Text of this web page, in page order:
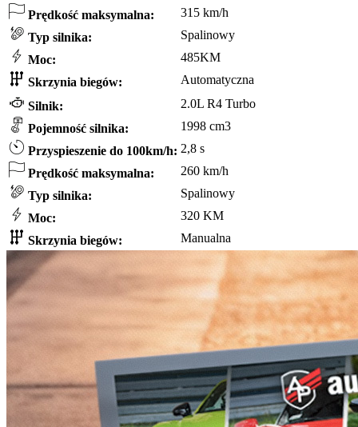
Prędkość maksymalna:
315 km/h
Typ silnika:
Spalinowy
Moc:
485KM
Skrzynia biegów:
Automatyczna
Silnik:
2.0L R4 Turbo
Pojemność silnika:
1998 cm3
Przyspieszenie do 100km/h: 2,8 s
Prędkość maksymalna:
260 km/h
Typ silnika:
Spalinowy
Moc:
320 KM
Skrzynia biegów:
Manualna